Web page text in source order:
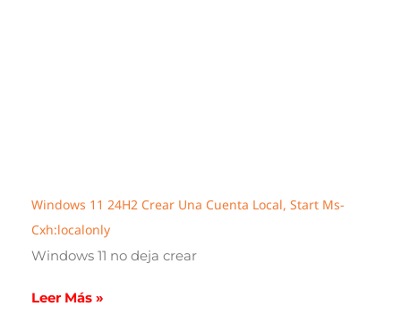
Windows 11 24H2 Crear Una Cuenta Local, Start Ms-
Cxh:localonly
Windows 11 no deja crear
Leer Más »